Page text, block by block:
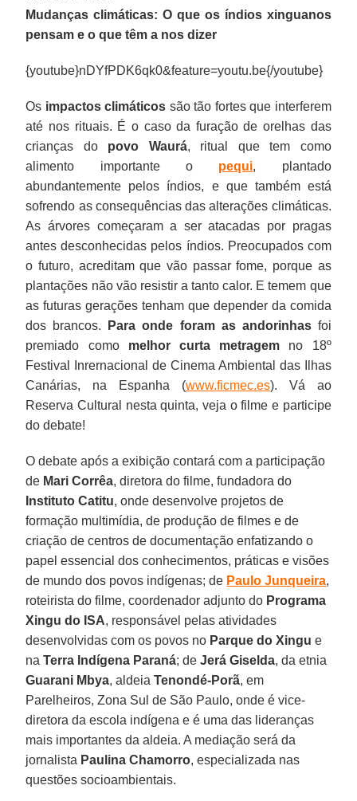
Mudanças climáticas: O que os índios xinguanos
pensam e o que têm a nos dizer
{youtube}nDYfPDK6qk0&feature=youtu.be{/youtube}
Os impactos climáticos são tão fortes que interferem
até nos rituais. É o caso da furação de orelhas das
crianças do povo Waurá, ritual que tem como
alimento importante o pequi, plantado
abundantemente pelos índios, e que também está
sofrendo as consequências das alterações climáticas.
As árvores começaram a ser atacadas por pragas
antes desconhecidas pelos índios. Preocupados com
o futuro, acreditam que vão passar fome, porque as
plantações não vão resistir a tanto calor. E temem que
as futuras gerações tenham que depender da comida
dos brancos.
Para onde foram as andorinhasfoi
premiado como melhor curta metragem no 18º
Festival Inrernacional de Cinema Ambiental das Ilhas
Canárias, na Espanha (www.ficmec.es). Vá ao
Reserva Cultural nesta quinta, veja o filme e participe
do debate!
O debate após a exibição contará com a participação
de Mari Corrêa, diretora do filme, fundadora do
Instituto Catitu, onde desenvolve projetos de
formação multimídia, de produção de filmes e de
criação de centros de documentação enfatizando o
papel essencial dos conhecimentos, práticas e visões
de mundo dos povos indígenas; de Paulo Junqueira,
roteirista do filme, coordenador adjunto do Programa
Xingu do ISA, responsável pelas atividades
desenvolvidas com os povos no Parque do Xingu e
naTerra Indígena Paraná; deJerá Giselda, da etnia
Guarani Mbya, aldeiaTenondé-Porã, em
Parelheiros, Zona Sul de São Paulo, onde é vice-
diretora da escola indígena e é uma das lideranças
mais importantes da aldeia. A mediação será da
jornalista Paulina Chamorro, especializada nas
questões socioambientais.